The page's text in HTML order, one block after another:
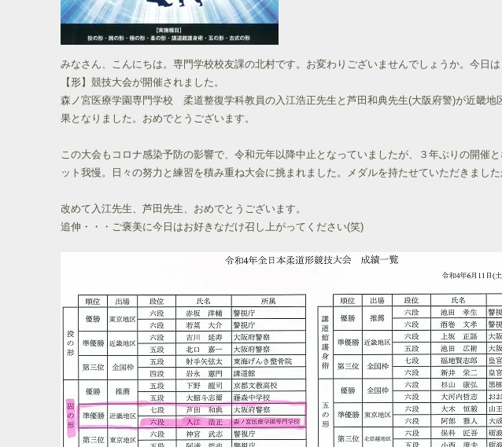
みなさん、こんにちは。専門学校校友課の北村です。お変わりございませんでしょうか。今日
【形】競技大会が開催されました。
森ノ宮医療学園専門学校 柔道整復学科教員の入江浩正先生と芦田和典先生(大阪府警)が近畿地
果となりました。おめでとうございます。
この大会もコロナ感染予防の影響で、令和元年以降中止となっていましたが、３年ぶりの開
ット我慢。日々の努力と練習を積み重ね大会に挑まれました。メダルを持たせていただきまし
改めて入江先生、芦田先生、おめでとうございます。
追伸・・・ご褒美に今日はお好きなだけ召し上がってください(笑)